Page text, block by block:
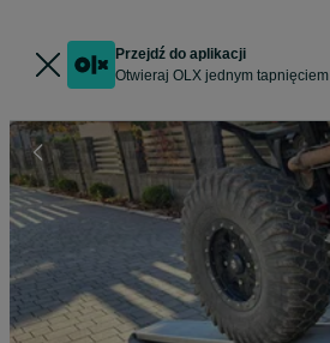
Przejdź do aplikacji
Otwieraj OLX jednym tapnięciem